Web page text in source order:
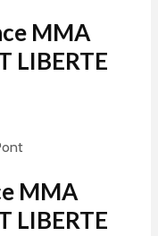
MMA
LIBERTE
MMA
LIBERTE